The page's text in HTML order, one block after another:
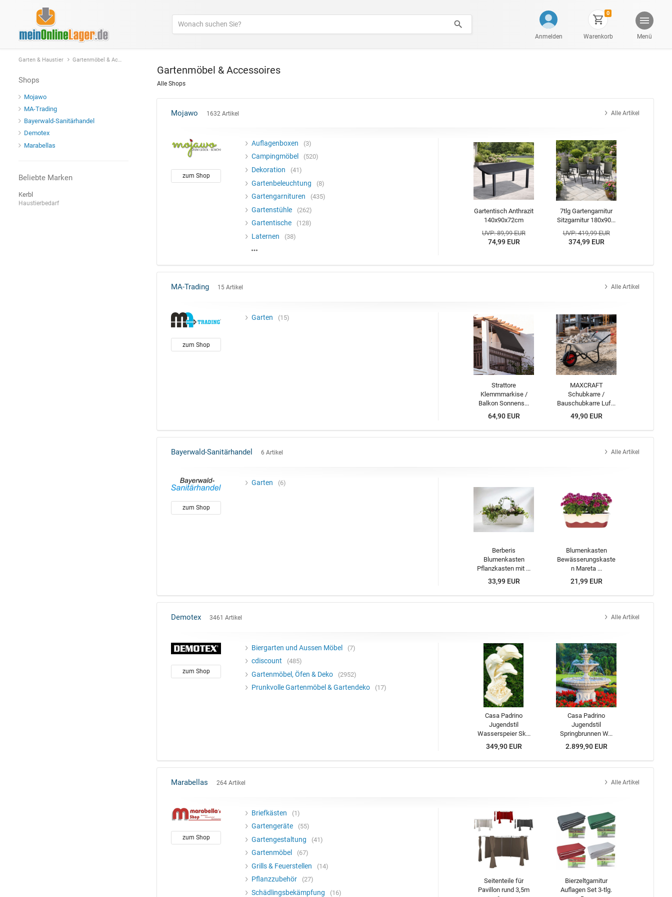
Anmelden
0
Warenkorb Menü
Garten & Haustier Gartenmöbel & Accessoires
Shops
Mojawo
MA-Trading
Bayerwald-Sanitärhandel
Demotex
Marabellas
Beliebte Marken
Kerbl
Haustierbedarf
Gartenmöbel & Accessoires
Alle Shops
Mojawo 1632 Artikel Alle Artikel
zum Shop
Auflagenboxen 3
Campingmöbel 520
Dekoration 41
Gartenbeleuchtung 8
Gartengarnituren 435
Gartenstühle 262
Gartentische 128
Laternen 38
Gartentisch Anthrazit
140x90x72cm
UVP: 89,99 EUR
74,99 EUR
7tlg Gartengarnitur
Sitzgarnitur 180x90...
UVP: 419,99 EUR
374,99 EUR
MA-Trading 15 Artikel Alle Artikel
zum Shop
Garten 15
Strattore
Klemmmarkise /
Balkon Sonnens...
64,90 EUR
MAXCRAFT
Schubkarre /
Bauschubkarre Luf...
49,90 EUR
Bayerwald-Sanitärhandel 6 Artikel Alle Artikel
zum Shop
Garten 6
Berberis
Blumenkasten
Pflanzkasten mit ...
33,99 EUR
Blumenkasten
Bewässerungskaste
n Mareta ...
21,99 EUR
Demotex 3461 Artikel Alle Artikel
zum Shop
Biergarten und Aussen Möbel 7
cdiscount 485
Gartenmöbel, Öfen & Deko 2952
Prunkvolle Gartenmöbel & Gartendeko 17
Casa Padrino
Jugendstil
Wasserspeier Sk...
349,90 EUR
Casa Padrino
Jugendstil
Springbrunnen W...
2.899,90 EUR
Marabellas 264 Artikel Alle Artikel
zum Shop
Briefkästen 1
Gartengeräte 55
Gartengestaltung 41
Gartenmöbel 67
Grills & Feuerstellen 14
Pflanzzubehör 27
Schädlingsbekämpfung 16
Seitenteile für
Pavillon rund 3,5m
Bierzeltgarnitur
Auflagen Set 3-tlg.